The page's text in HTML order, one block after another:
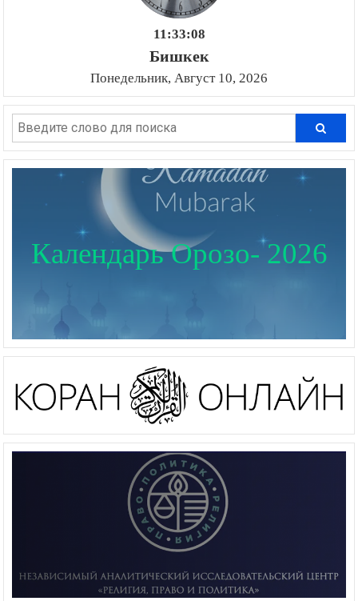
11:33:09
Бишкек
Понедельник, Август 10, 2026
Календарь Орозо- 2026